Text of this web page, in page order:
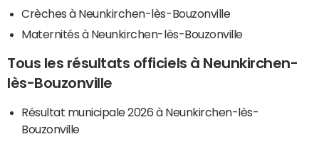
Crèches à Neunkirchen-lès-Bouzonville
Maternités à Neunkirchen-lès-Bouzonville
Tous les résultats officiels à Neunkirchen-
lès-Bouzonville
Résultat municipale 2026 à Neunkirchen-lès-
Bouzonville